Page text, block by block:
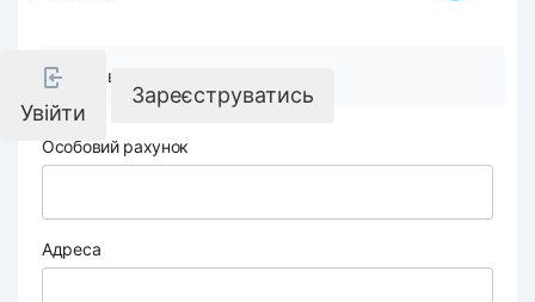
Увійти
Зареєструватись
Реквізити компанії
Особовий рахунок
Адреса